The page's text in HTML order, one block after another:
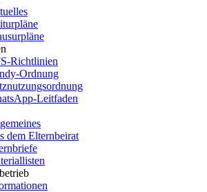
Richtlinien
Ordnung
Leitfaden
dem Elternbeirat